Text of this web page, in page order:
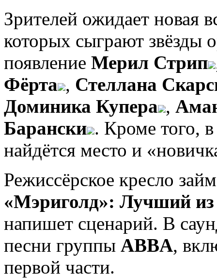
Зрителей ожидает новая
которых сыграют звёзды
появление Мерил Стрип
Фёрта , Стеллана
Доминика Купера ,
Барански . Кроме того,
найдётся место и
Режиссёрское кресло
«Мэриголд»: Лучший из
напишет сценарий. В
песни группы ABBA,
первой части.